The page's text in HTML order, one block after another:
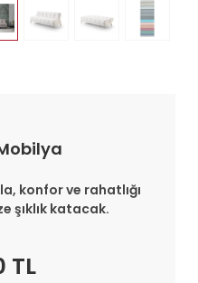
konfor ve rahatlığı
şıklık katacak.
TL